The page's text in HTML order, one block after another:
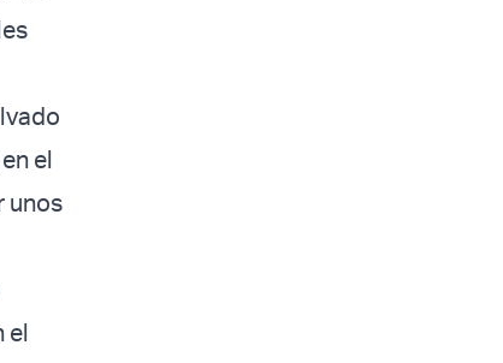
el
unos
el